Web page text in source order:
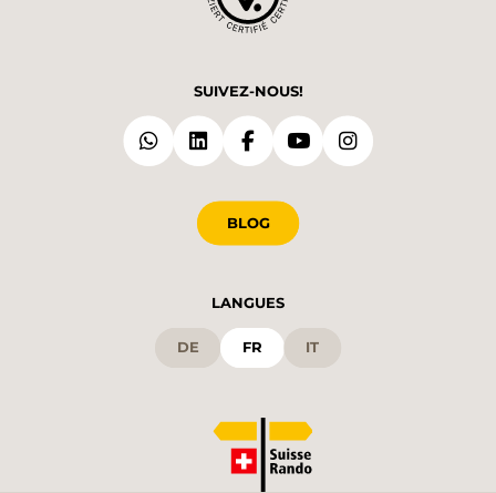
SUIVEZ-NOUS!
BLOG
LANGUES
DE FR IT